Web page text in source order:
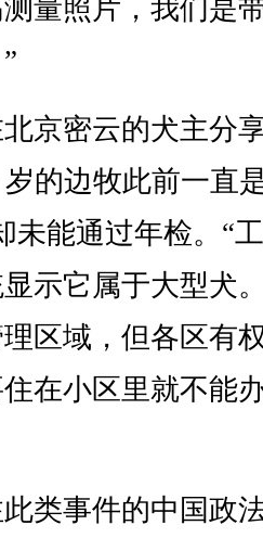
量照片，我们是
密云的犬主分
的边牧此前一直
未能通过年检。“
示它属于大型犬
区域，但各区有
在小区里就不能
事件的中国政